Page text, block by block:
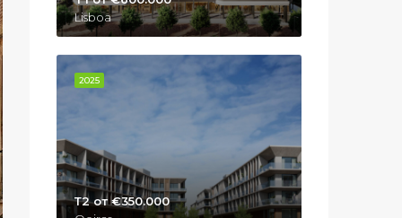
Lisboa
2025
Т2 от €350.000